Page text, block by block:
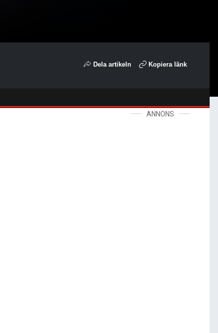
Dela artikeln Kopiera länk
ANNONS